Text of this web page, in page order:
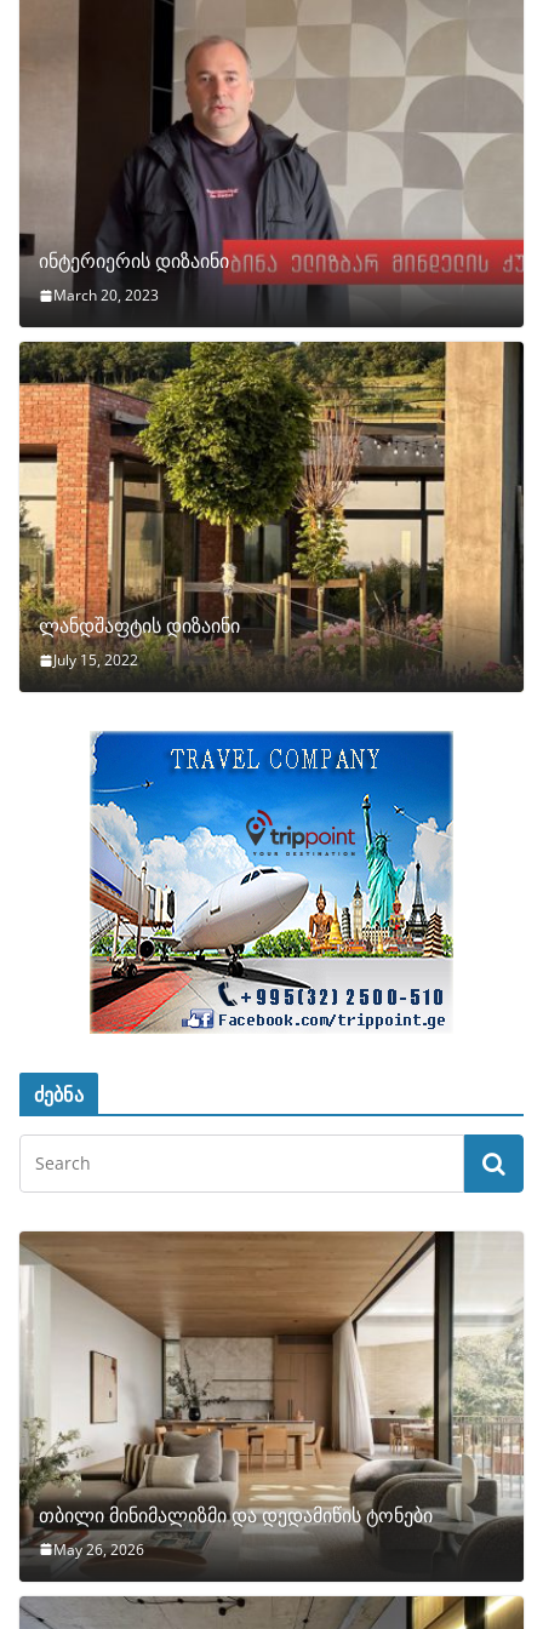
ინტერიერის დიზაინი
March 20, 2023
ლანდშაფტის დიზაინი
July 15, 2022
ძებნა
თბილი მინიმალიზმი და დედამიწის ტონები
May 26, 2026